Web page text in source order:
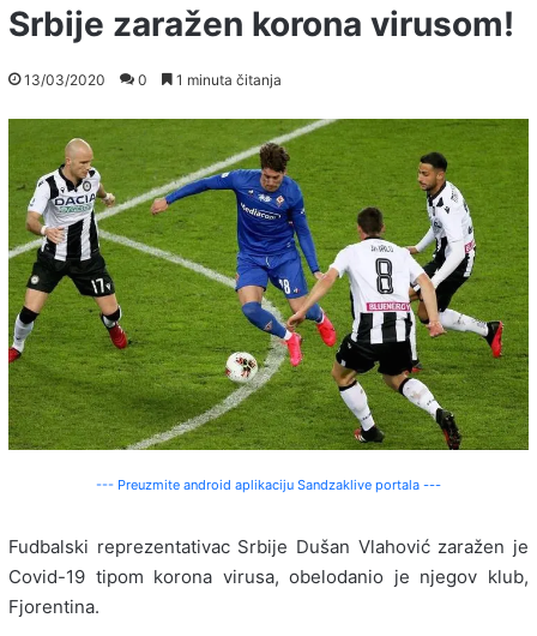
Srbije zaražen korona virusom!
13/03/2020 0 1 minuta čitanja
--- Preuzmite android aplikaciju Sandzaklive portala ---
Fudbalski reprezentativac Srbije Dušan Vlahović zaražen je
Covid-19 tipom korona virusa, obelodanio je njegov klub,
Fjorentina.